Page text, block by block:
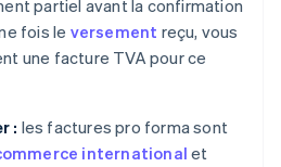
partiel avant la confirmation
fois le versement reçu, vous
une facture TVA pour ce
: les factures pro forma sont
international et